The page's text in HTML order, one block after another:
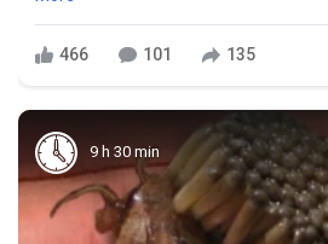
466 101 135
9 h 30 min